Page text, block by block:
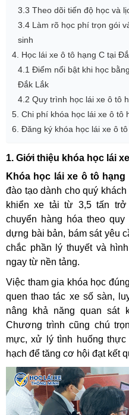
3.3 Theo dõi tiến độ học và
3.4 Làm rõ học phí trọn gói
sinh
4. Học lái xe ô tô hạng C tại
4.1 Điểm nổi bật khi học
Đắk Lắk
4.2 Quy trình học lái xe ô tô
5. Chi phí khóa học lái xe ô tô
6. Đăng ký khóa học lái xe ô
1. Giới thiệu khóa học lái
Khóa học lái xe ô tô
đào tạo dành cho quý
khiển xe tải từ 3,5 tấn
chuyển hàng hóa theo
dựng bài bản, bám sát yêu
chắc phần lý thuyết và
ngay từ nền tảng.
Việc tham gia khóa học
quen thao tác xe số sàn,
nâng khả năng quan sát
Chương trình cũng chú
mực, xử lý tình huống
hạch để tăng cơ hội đạt kết